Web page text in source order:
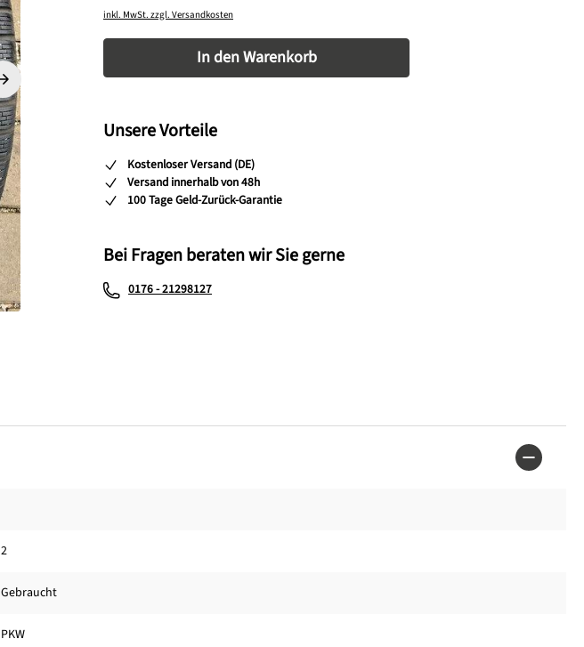
inkl. MwSt. zzgl. Versandkosten
Produkt Anzahl: Gib den gewünschten Wert ein oder
In den Warenkorb
Unsere Vorteile
Kostenloser Versand (DE)
Versand innerhalb von 48h
100 Tage Geld-Zurück-Garantie
Bei Fragen beraten wir Sie gerne
0176 - 21298127
2
Gebraucht
PKW